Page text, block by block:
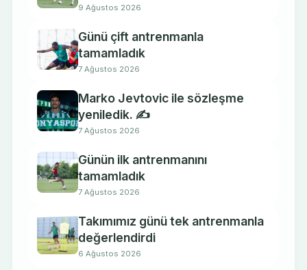
9 Ağustos 2026
Günü çift antrenmanla
tamamladık
7 Ağustos 2026
Marko Jevtovic ile sözleşme
yeniledik. ✍️
7 Ağustos 2026
Günün ilk antrenmanını
tamamladık
7 Ağustos 2026
Takımımız günü tek antrenmanla
değerlendirdi
6 Ağustos 2026